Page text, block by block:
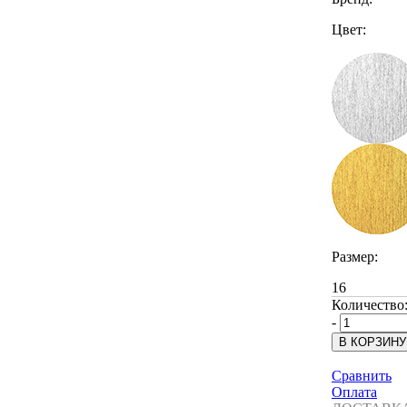
Цвет:
Размер:
16
Количество:
-
Сравнить
Оплата